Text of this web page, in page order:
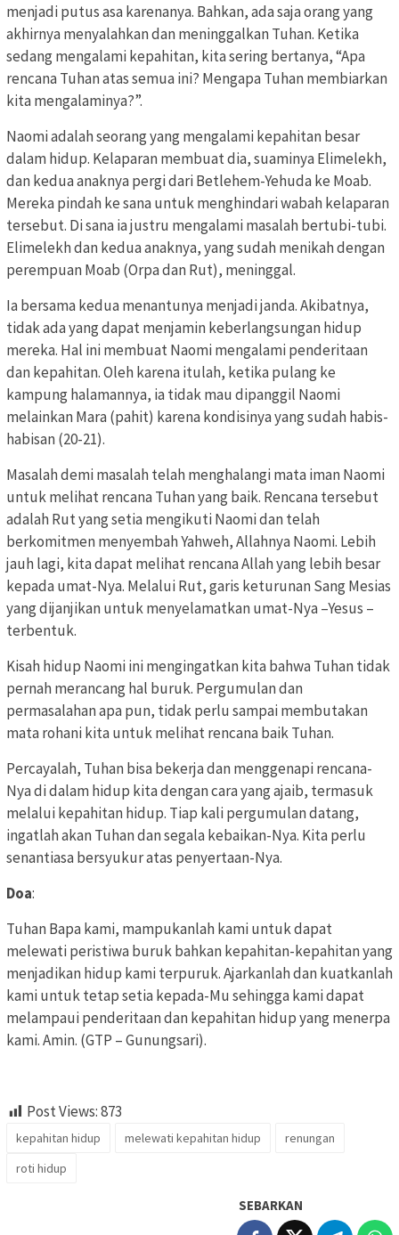
menjadi putus asa karenanya. Bahkan, ada saja orang yang
akhirnya menyalahkan dan meninggalkan Tuhan. Ketika
sedang mengalami kepahitan, kita sering bertanya, “Apa
rencana Tuhan atas semua ini? Mengapa Tuhan membiarkan
kita mengalaminya?”.
Naomi adalah seorang yang mengalami kepahitan besar
dalam hidup. Kelaparan membuat dia, suaminya Elimelekh,
dan kedua anaknya pergi dari Betlehem-Yehuda ke Moab.
Mereka pindah ke sana untuk menghindari wabah kelaparan
tersebut. Di sana ia justru mengalami masalah bertubi-tubi.
Elimelekh dan kedua anaknya, yang sudah menikah dengan
perempuan Moab (Orpa dan Rut), meninggal.
Ia bersama kedua menantunya menjadi janda. Akibatnya,
tidak ada yang dapat menjamin keberlangsungan hidup
mereka. Hal ini membuat Naomi mengalami penderitaan
dan kepahitan. Oleh karena itulah, ketika pulang ke
kampung halamannya, ia tidak mau dipanggil Naomi
melainkan Mara (pahit) karena kondisinya yang sudah habis-
habisan (20-21).
Masalah demi masalah telah menghalangi mata iman Naomi
untuk melihat rencana Tuhan yang baik. Rencana tersebut
adalah Rut yang setia mengikuti Naomi dan telah
berkomitmen menyembah Yahweh, Allahnya Naomi. Lebih
jauh lagi, kita dapat melihat rencana Allah yang lebih besar
kepada umat-Nya. Melalui Rut, garis keturunan Sang Mesias
yang dijanjikan untuk menyelamatkan umat-Nya –Yesus –
terbentuk.
Kisah hidup Naomi ini mengingatkan kita bahwa Tuhan tidak
pernah merancang hal buruk. Pergumulan dan
permasalahan apa pun, tidak perlu sampai membutakan
mata rohani kita untuk melihat rencana baik Tuhan.
Percayalah, Tuhan bisa bekerja dan menggenapi rencana-
Nya di dalam hidup kita dengan cara yang ajaib, termasuk
melalui kepahitan hidup. Tiap kali pergumulan datang,
ingatlah akan Tuhan dan segala kebaikan-Nya. Kita perlu
senantiasa bersyukur atas penyertaan-Nya.
Doa:
Tuhan Bapa kami, mampukanlah kami untuk dapat
melewati peristiwa buruk bahkan kepahitan-kepahitan yang
menjadikan hidup kami terpuruk. Ajarkanlah dan kuatkanlah
kami untuk tetap setia kepada-Mu sehingga kami dapat
melampaui penderitaan dan kepahitan hidup yang menerpa
kami. Amin. (GTP – Gunungsari).
Post Views:873
kepahitan hidup melewati kepahitan hidup
renungan
roti hidup
SEBARKAN